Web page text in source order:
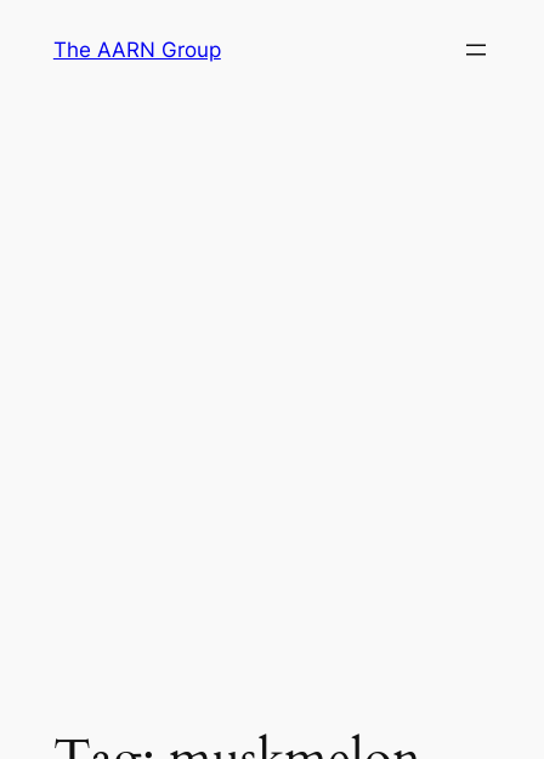
The AARN Group